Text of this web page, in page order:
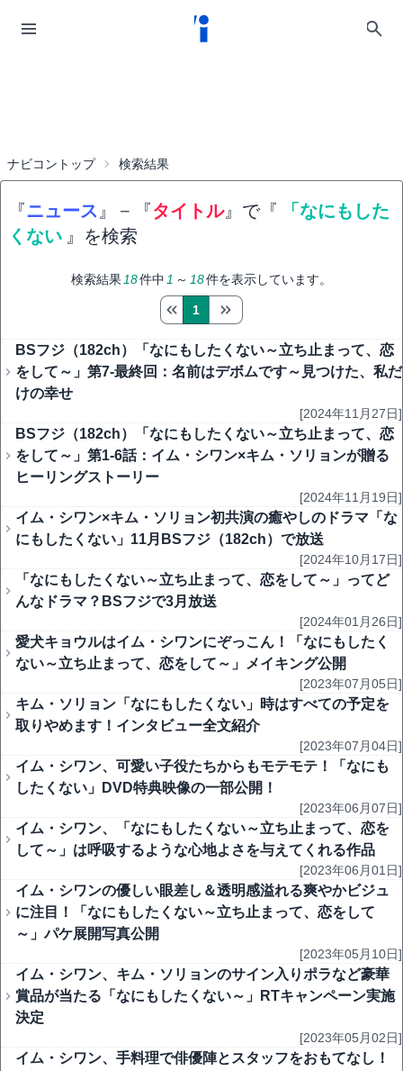
ナビコントップ 検索結果
『ニュース 』 − 『タイトル』で『
「なにもした
くない 』を検索
検索結果 18件中 1 ～ 18件を表示しています。
1
BSフジ（182ch）「なにもしたくない～立ち止まって、恋
をして～」第7-最終回：名前はデボムです～見つけた、私だ
けの幸せ
[2024年11月27日]
BSフジ（182ch）「なにもしたくない～立ち止まって、恋
をして～」第1-6話：イム・シワン×キム・ソリョンが贈る
ヒーリングストーリー
[2024年11月19日]
イム・シワン×キム・ソリョン初共演の癒やしのドラマ「な
にもしたくない」11月BSフジ（182ch）で放送
[2024年10月17日]
「なにもしたくない～立ち止まって、恋をして～」ってど
んなドラマ？BSフジで3月放送
[2024年01月26日]
愛犬キョウルはイム・シワンにぞっこん！「なにもしたく
ない～立ち止まって、恋をして～」メイキング公開
[2023年07月05日]
キム・ソリョン「なにもしたくない」時はすべての予定を
取りやめます！インタビュー全文紹介
[2023年07月04日]
イム・シワン、可愛い子役たちからもモテモテ！「なにも
したくない」DVD特典映像の一部公開！
[2023年06月07日]
イム・シワン、「なにもしたくない～立ち止まって、恋を
して～」は呼吸するような心地よさを与えてくれる作品
[2023年06月01日]
イム・シワンの優しい眼差し＆透明感溢れる爽やかビジュ
に注目！「なにもしたくない～立ち止まって、恋をして
～」パケ展開写真公開
[2023年05月10日]
イム・シワン、キム・ソリョンのサイン入りポラなど豪華
賞品が当たる「なにもしたくない～」RTキャンペーン実施
決定
[2023年05月02日]
イム・シワン、手料理で俳優陣とスタッフをおもてなし！